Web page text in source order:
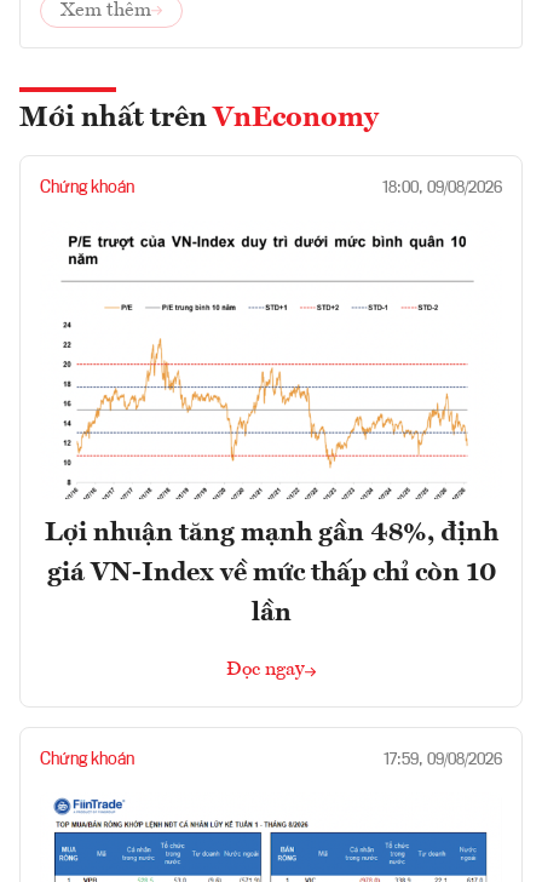
Xem thêm
Mới nhất trên VnEconomy
Chứng khoán 18:00, 09/08/2026
Lợi nhuận tăng mạnh gần 48%, định
giá VN-Index về mức thấp chỉ còn 10
lần
Đọc ngay
Chứng khoán 17:59, 09/08/2026